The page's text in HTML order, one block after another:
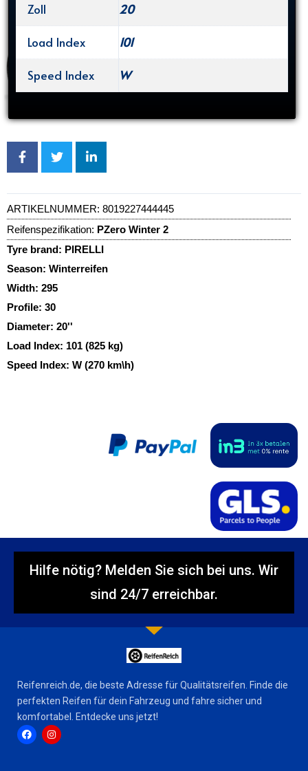
Zoll
20
Load Index
101
Speed Index
W
ARTIKELNUMMER: 8019227444445
Reifenspezifikation: PZero Winter 2
Tyre brand: PIRELLI
Season: Winterreifen
Width: 295
Profile: 30
Diameter: 20''
Load Index: 101 (825 kg)
Speed Index: W (270 km\h)
Hilfe nötig? Melden Sie sich bei uns. Wir
sind 24/7 erreichbar.
Reifenreich.de, die beste Adresse für Qualitätsreifen. Finde die
perfekten Reifen für dein Fahrzeug und fahre sicher und
komfortabel. Entdecke uns jetzt!